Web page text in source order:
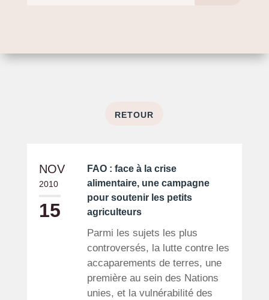
RETOUR
NOV
2010
15
FAO : face à la crise
alimentaire, une campagne
pour soutenir les petits
agriculteurs
Parmi les sujets les plus
controversés, la lutte contre les
accaparements de terres, une
première au sein des Nations
unies, et la vulnérabilité des